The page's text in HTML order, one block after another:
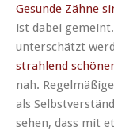
Gesunde Zähne
ist dabei
unterschätzt
strahlend
nah.
als
sehen, dass mit